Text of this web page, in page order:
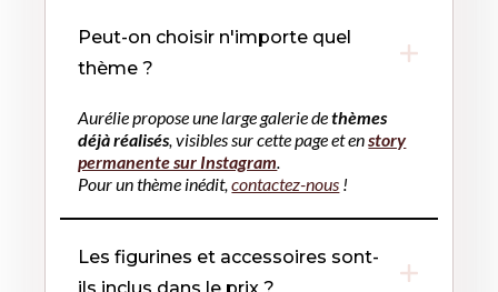
Peut-on choisir n'importe quel
thème ?
Aurélie propose une large galerie dethèmes
déjà réalisés, visibles sur cette page et enstory
permanente sur Instagram.
Pour un thème inédit,contactez-nous !
Les figurines et accessoires sont-